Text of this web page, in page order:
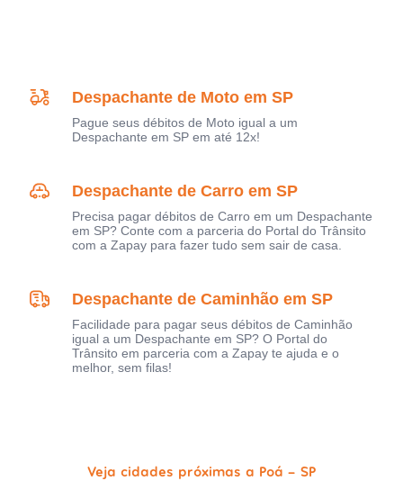
Despachante de Moto em SP
Pague seus débitos de Moto igual a um
Despachante em SP em até 12x!
Despachante de Carro em SP
Precisa pagar débitos de Carro em um Despachante
em SP? Conte com a parceria do Portal do Trânsito
com a Zapay para fazer tudo sem sair de casa.
Despachante de Caminhão em SP
Facilidade para pagar seus débitos de Caminhão
igual a um Despachante em SP? O Portal do
Trânsito em parceria com a Zapay te ajuda e o
melhor, sem filas!
Veja cidades próximas a Poá - SP